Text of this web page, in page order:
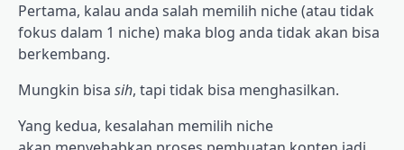
Pertama, kalau anda salah memilih niche (atau tidak
fokus dalam 1 niche) maka blog anda tidak akan bisa
berkembang.
Mungkin bisa sih, tapi tidak bisa menghasilkan.
Yang kedua, kesalahan memilih niche